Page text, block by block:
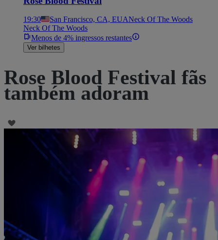
19:30 San Francisco, CA, EUANeck Of The Woods
Neck Of The Woods
Menos de 4% ingressos restantes
Ver bilhetes
Rose Blood Festival fãs
também adoram